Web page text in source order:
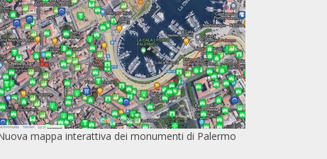
mappa interattiva dei monumenti di Palermo